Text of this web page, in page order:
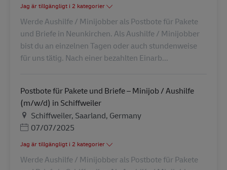
Jag är tillgängligt i 2 kategorier
Werde Aushilfe / Minijobber als Postbote für Pakete
und Briefe in Neunkirchen. Als Aushilfe / Minijobber
bist du an einzelnen Tagen oder auch stundenweise
für uns tätig. Nach einer bezahlten Einarb...
Postbote für Pakete und Briefe – Minijob / Aushilfe
(m/w/d) in Schiffweiler
PlatsSchiffweiler, Saarland, Germany
Posted Date
07/07/2025
Jag är tillgängligt i 2 kategorier
Werde Aushilfe / Minijobber als Postbote für Pakete